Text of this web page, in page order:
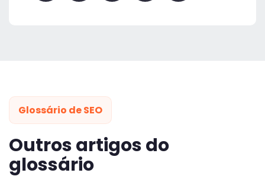
Glossário de SEO
Outros artigos do
glossário